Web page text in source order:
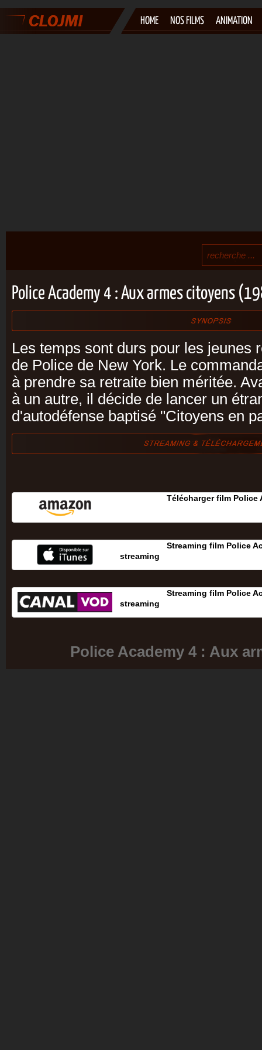
HOME NOS FILMS ANIMATION
Police Academy 4 : Aux armes citoyens
Les temps sont durs pour les jeunes
de Police de New York. Le
à prendre sa retraite bien méritée.
à un autre, il décide de lancer un
d'autodéfense baptisé "Citoyens en
Télécharger film Police
Streaming film Police
streaming
Streaming film Police
streaming
Police Academy 4 : Aux